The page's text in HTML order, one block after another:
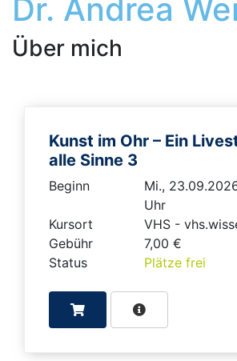
Dr. Andrea
Über mich
Kunst im Ohr – Ein
alle Sinne 3
Beginn
Mi.,
Uhr
Kursort
VHS -
Gebühr
7,00 €
Status
Plätze frei